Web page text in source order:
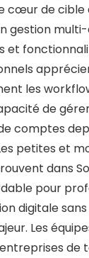
cœur de cible
gestion
et
les
de
comptes
petites et
dans
pour
digitale
Les
de